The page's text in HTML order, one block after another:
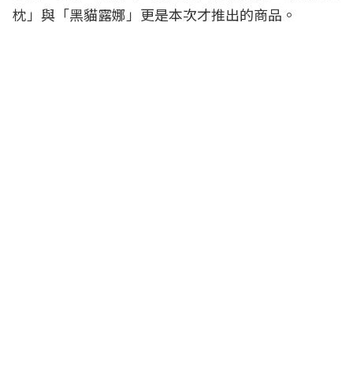
枕」與「黑貓露娜」更是本次才推出的商品。